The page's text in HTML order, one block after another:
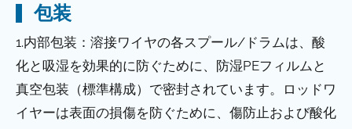
包装
1.内部包装：溶接ワイヤの各スプール/ドラムは、酸
化と吸湿を効果的に防ぐために、防湿PEフィルムと
真空包装（標準構成）で密封されています。ロッドワ
イヤーは表面の損傷を防ぐために、傷防止および酸化